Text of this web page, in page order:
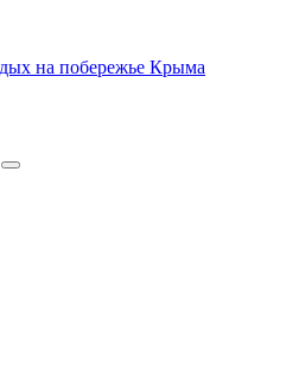
на побережье Крыма